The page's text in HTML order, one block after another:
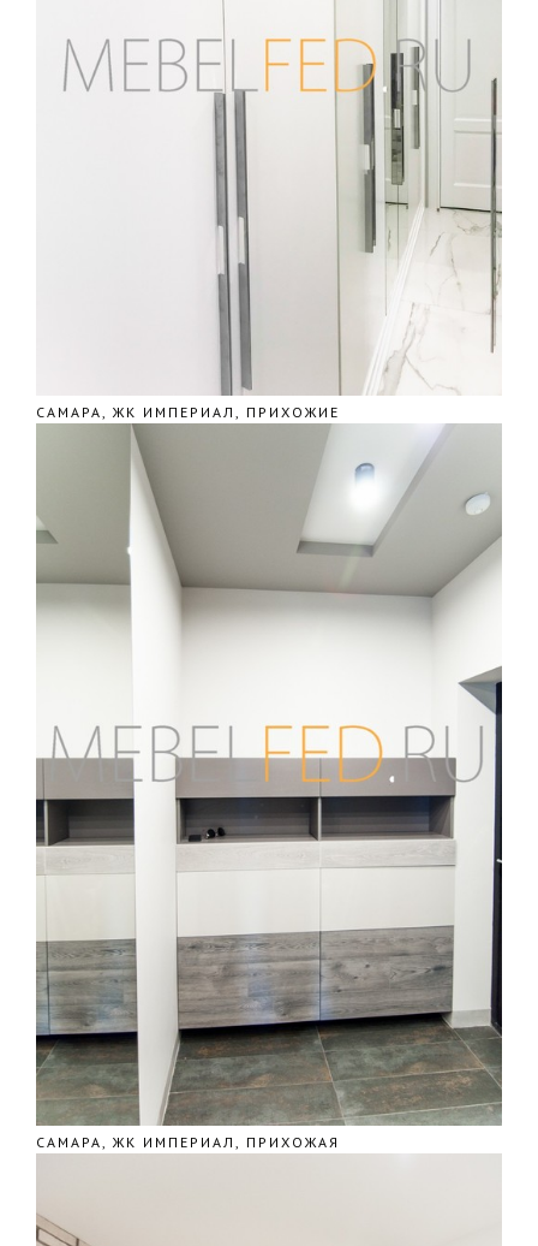
САМАРА, ЖК ИМПЕРИАЛ, ПРИХОЖИЕ
САМАРА, ЖК ИМПЕРИАЛ, ПРИХОЖАЯ